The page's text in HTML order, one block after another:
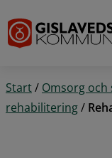
Start/ Omsorg och
rehabilitering/